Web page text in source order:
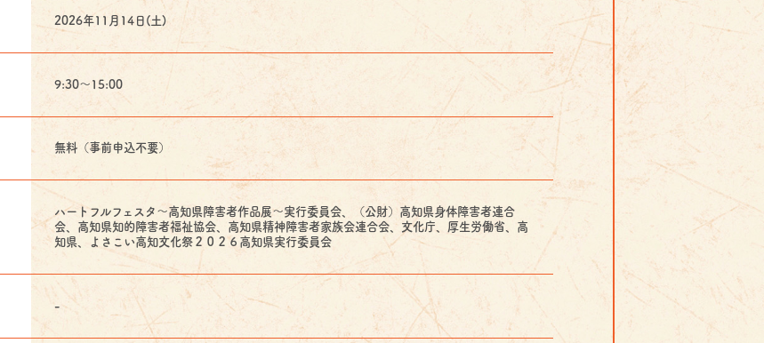
2026年11月14日(土)
9:30～15:00
無料（事前申込不要）
ハートフルフェスタ～高知県障害者作品展～実行委員会、（公財）高知県身体障害者連合
会、高知県知的障害者福祉協会、高知県精神障害者家族会連合会、文化庁、厚生労働省、高
知県、よさこい高知文化祭２０２６高知県実行委員会
-